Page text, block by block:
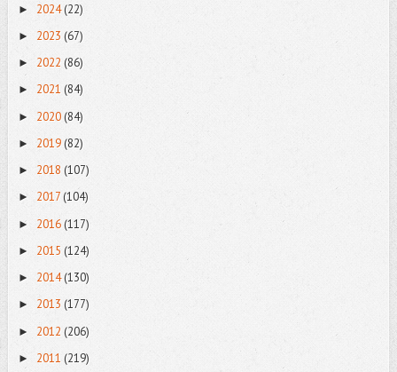
► 2024(22)
► 2023 (67)
► 2022 (86)
► 2021 (84)
► 2020(84)
► 2019(82)
► 2018 (107)
► 2017 (104)
► 2016(117)
► 2015 (124)
► 2014(130)
► 2013 (177)
► 2012 (206)
► 2011 (219)